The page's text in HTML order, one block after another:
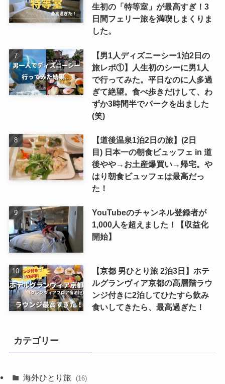
生初の「特等室」が最高すぎ！3
日間フェリー旅を満喫しまくりま
した。
【男1人ディズニーシー1泊2日の
旅レポ①】人生初のシーに男1人
で行ってみた。平日なのに人多過
ぎて絶望。食べ歩きだけして、わ
ずか3時間半でパークを出ました
(笑)
【道後温泉1泊2日の旅】(2日
目) 日本一の朝食ビュッフェ in 道
後やや→お土産爆買い→帰宅。や
はり朝食ビュッフェは最高だっ
た！
YouTubeのチャンネル登録者が
1,000人を超えました！【収益化
開始】
【京都 男ひとり旅 2泊3日】ホテ
ルグランヴィア京都の高層階ラウ
ンジ付きに2泊してひたすら飲み
食いしてきたら、最高過ぎた！
カテゴリー
海外ひとり旅 (16)